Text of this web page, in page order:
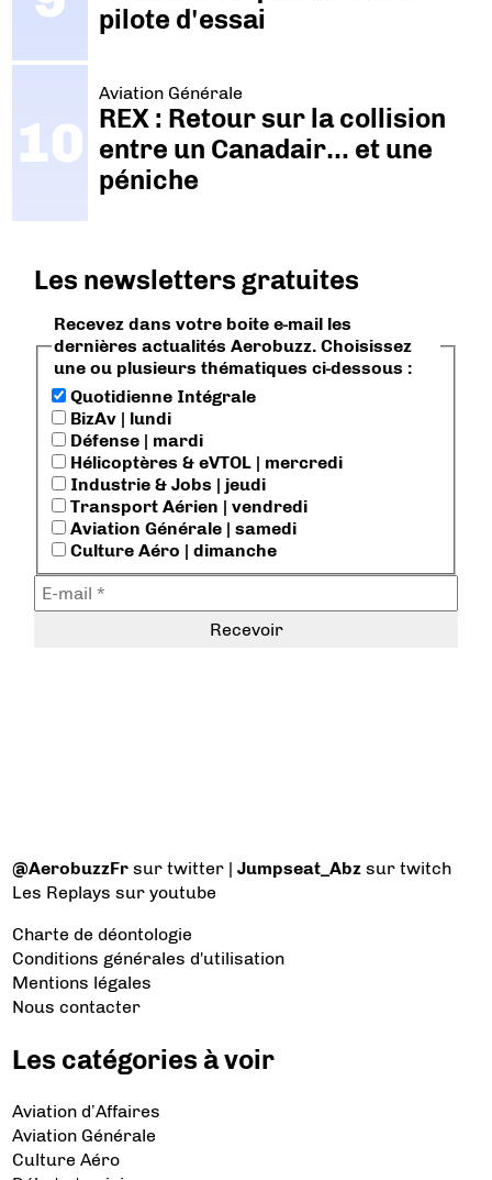
pilote d'essai
Aviation Générale
REX : Retour sur la collision
entre un Canadair… et une
péniche
Les newsletters gratuites
Recevez dans votre boite e-mail les
dernières actualités Aerobuzz. Choisissez
une ou plusieurs thématiques ci-dessous :
Quotidienne Intégrale
BizAv | lundi
Défense | mardi
Hélicoptères & eVTOL | mercredi
Industrie & Jobs | jeudi
Transport Aérien | vendredi
Aviation Générale | samedi
Culture Aéro | dimanche
@AerobuzzFr sur twitter |Jumpseat_Abz sur twitch
Les Replays sur youtube
Charte de déontologie
Conditions générales d'utilisation
Mentions légales
Nous contacter
Les catégories à voir
Aviation d’Affaires
Aviation Générale
Culture Aéro